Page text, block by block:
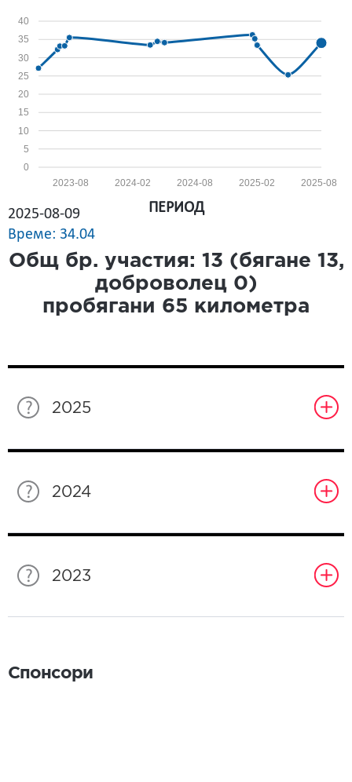
0
5
10
15
20
25
30
35
40
2025-08
2025-02
2024-08
2024-02
2023-08
2025-08-09
Време: 34.04
ПЕРИОД
Общ бр. участия: 13 (бягане 13,
доброволец 0)
пробягани 65 километра
2025
2024
2023
Спонсори